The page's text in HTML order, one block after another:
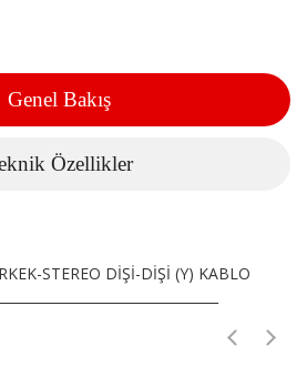
Genel Bakış
Özellikler
STEREO DİŞİ-DİŞİ (Y) KABLO